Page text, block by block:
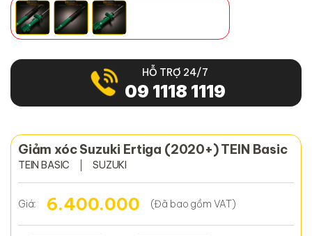
HỖ TRỢ 24/7
09 1118 1119
Giảm xóc Suzuki Ertiga (2020+) TEIN Basic
TEIN BASIC SUZUKI
Giá: 6.400.000 (Đã bao gồm VAT)